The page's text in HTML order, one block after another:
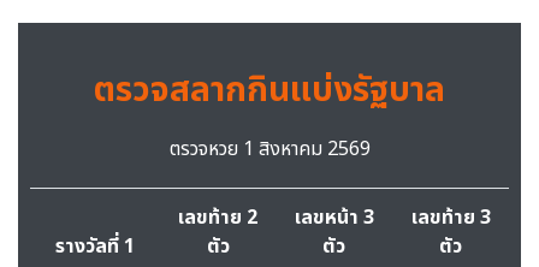
ตรวจสลากกินแบ่งรัฐบาล
ตรวจหวย 1 สิงหาคม 2569
รางวัลที่ 1
เลขท้าย 2
ตัว
เลขหน้า 3
ตัว
เลขท้าย 3
ตัว